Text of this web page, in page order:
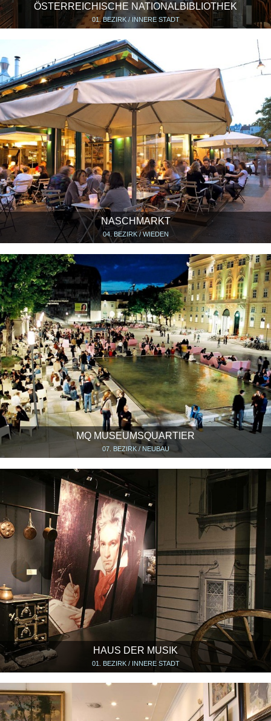
ÖSTERREICHISCHE NATIONALBIBLIOTHEK
01. BEZIRK / INNERE STADT
NASCHMARKT
04. BEZIRK / WIEDEN
MQ MUSEUMSQUARTIER
07. BEZIRK / NEUBAU
HAUS DER MUSIK
01. BEZIRK / INNERE STADT